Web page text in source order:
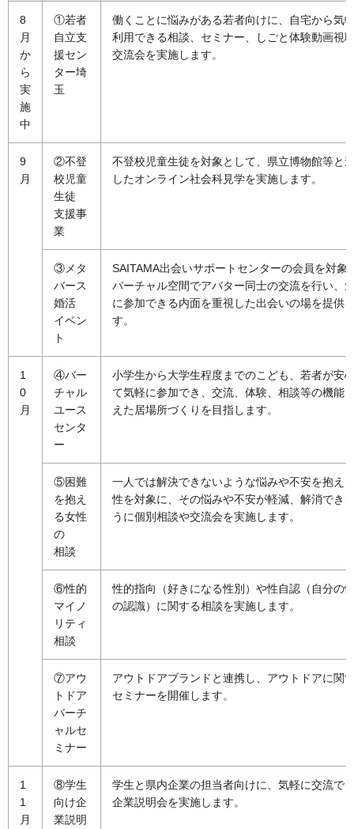
8
月
か
ら
実
施
中
①若者
自立支
援セン
ター埼
玉
働くことに悩みがある若者向けに、自宅から気
利用できる相談、セミナー、しごと体験動画視
交流会を実施します。
9
月
②不登
校児童
生徒
支援事
業
不登校児童生徒を対象として、県立博物館等と
したオンライン社会科見学を実施します。
③メタ
バース
婚活
イベン
ト
SAITAMA出会いサポートセンターの会員を対象
バーチャル空間でアバター同士の交流を行い、
に参加できる内面を重視した出会いの場を提供
す。
1
0
月
④バー
チャル
ユース
センタ
ー
小学生から大学生程度までのこども、若者が安
て気軽に参加でき、交流、体験、相談等の機能
えた居場所づくりを目指します。
⑤困難
を抱え
る女性
の
相談
一人では解決できないような悩みや不安を抱え
性を対象に、その悩みや不安が軽減、解消でき
うに個別相談や交流会を実施します。
⑥性的
マイノ
リティ
相談
性的指向（好きになる性別）や性自認（自分の
の認識）に関する相談を実施します。
⑦アウ
トドア
バーチ
ャルセ
ミナー
アウトドアブランドと連携し、アウトドアに関
セミナーを開催します。
1
1
月
⑧学生
向け企
業説明
学生と県内企業の担当者向けに、気軽に交流で
企業説明会を実施します。